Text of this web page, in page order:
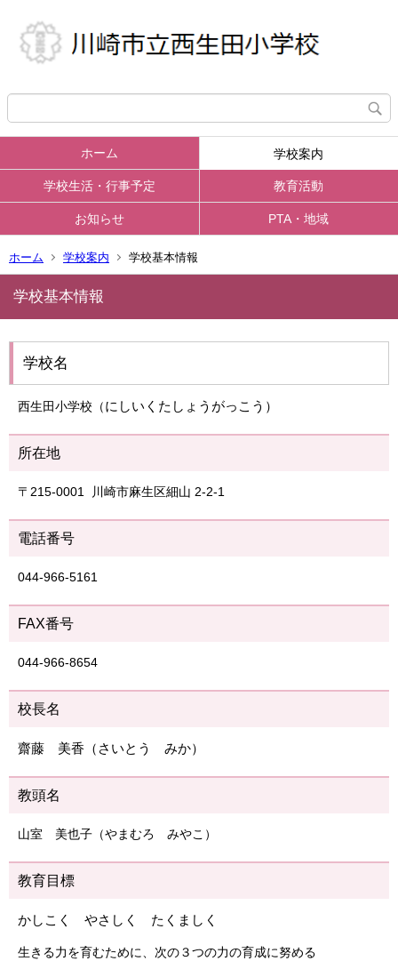
ホーム 学校案内
学校生活・行事予定 教育活動
お知らせ PTA・地域
ホーム 学校案内 学校基本情報
学校基本情報
学校名
西生田小学校（にしいくたしょうがっこう）
所在地
〒215-0001 川崎市麻生区細山 2-2-1
電話番号
044-966-5161
FAX番号
044-966-8654
校長名
齋藤 美香（さいとう みか）
教頭名
山室 美也子（やまむろ みやこ）
教育目標
かしこく やさしく たくましく
生きる力を育むために、次の３つの力の育成に努める